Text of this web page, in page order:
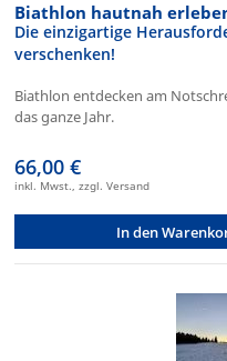
Biathlon hautnah
Die einzigartige
verschenken!
Biathlon entdecken am
das ganze Jahr.
66,00 €
inkl. Mwst., zzgl. Versand
In den